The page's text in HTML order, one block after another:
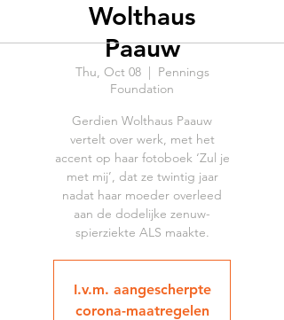
Wolthaus
Paauw
Thu, Oct 08
  |
Pennings
Foundation
Gerdien Wolthaus Paauw
vertelt over werk, met het
accent op haar fotoboek ‘Zul je
met mij’, dat ze twintig jaar
nadat haar moeder overleed
aan de dodelijke zenuw-
spierziekte ALS maakte.
I.v.m. aangescherpte
corona-maatregelen